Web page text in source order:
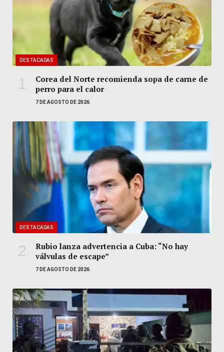
DESTACADAS
Corea del Norte recomienda sopa de carne de
perro para el calor
7 DE AGOSTO DE 2026
DESTACADAS
Rubio lanza advertencia a Cuba: “No hay
válvulas de escape”
7 DE AGOSTO DE 2026